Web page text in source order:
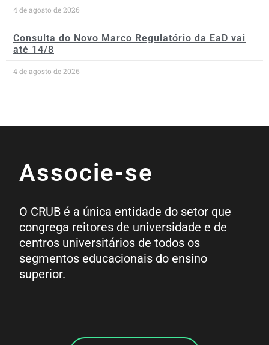
4 de agosto de 2026
Consulta do Novo Marco Regulatório da EaD vai
até 14/8
4 de agosto de 2026
Associe-se
O CRUB é a única entidade do setor que
congrega reitores de universidade e de
centros universitários de todos os
segmentos educacionais do ensino
superior.